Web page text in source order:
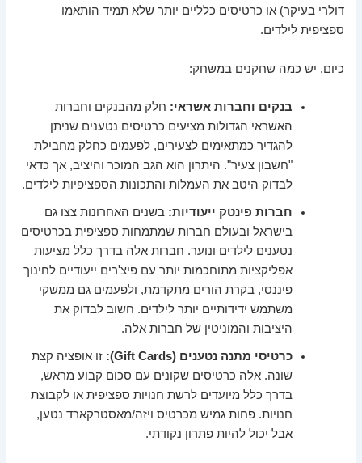
דולרי בעיקר) או כרטיסים כלליים יותר שלא תמיד הותאמו
ספציפית לילדים.
כיום, יש כמה שחקנים במשחק:
בנקים וחברות אשראי: חלק מהבנקים וחברות
האשראי הגדולות מציעים כרטיסים נטענים שניתן
להגדיר כמתאימים לצעירים, לפעמים כחלק מחבילת
"חשבון צעיר". היתרון הוא הגב המוכר והיציב, אך כדאי
לבדוק היטב את העמלות והתכונות הספציפיות לילדים.
חברות פינטק ייעודיות: בשנים האחרונות צצו גם
בישראל ובעולם חברות שמתמחות ספציפית בכרטיסים
נטענים לילדים ונוער. חברות אלה בדרך כלל מציעות
אפליקציות מתוחכמות יותר עם פיצ'רים ייעודיים לחינוך
פיננסי, בקרת הורים מתקדמת, ולפעמים גם ממשקי
משתמש ידידותיים יותר לילדים. חשוב לבדוק את
היציבות והמוניטין של חברות אלה.
כרטיסי מתנה נטענים (Gift Cards):
זו אופציה קצת
שונה. אלה כרטיסים שקונים עם סכום קבוע מראש,
בדרך כלל מיועדים לרשת חנויות ספציפית או לקבוצת
חנויות. פחות גמיש מכרטיס ויזה/מאסטרקארד נטען,
אבל יכול להיות פתרון נקודתי.